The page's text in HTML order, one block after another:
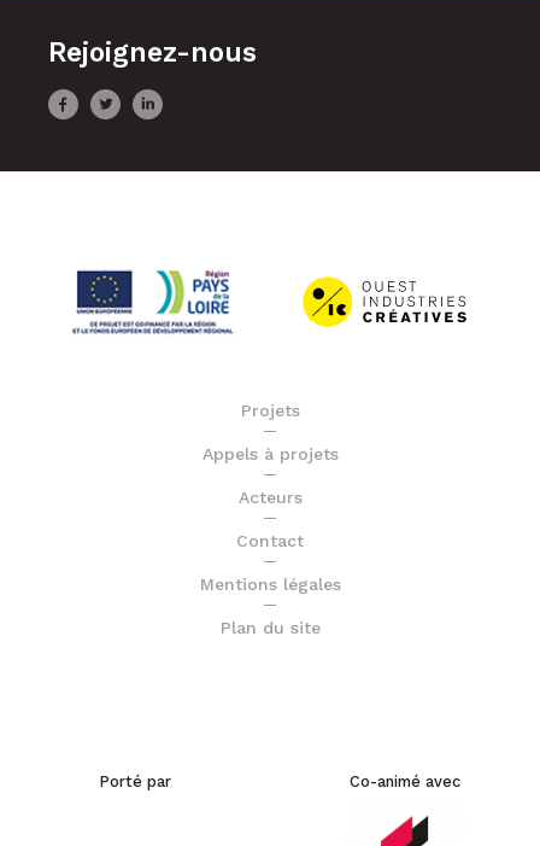
Rejoignez-nous
Projets
Appels à projets
Acteurs
Contact
Mentions légales
Plan du site
Porté par Co-animé avec